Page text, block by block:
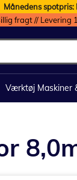
Månedens
fragt // Levering
Værktøj Maskiner